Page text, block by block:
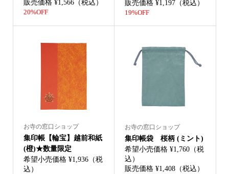
販売価格 ¥1,566（税込）
20%OFF
販売価格 ¥1,197（税込）
19%OFF
お寺の窓口ショップ
集印帳【輪宝】越前和紙
(橙)★数量限定
希望小売価格 ¥1,936（税
込）
お寺の窓口ショップ
集印帳袋 桜柄 (ミント)
希望小売価格 ¥1,760（税
込）
販売価格 ¥1,408（税込）